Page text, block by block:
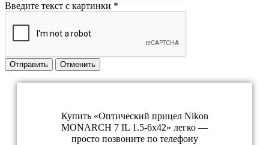
Введите текст с картинки *
Отправить Отменить
Купить «Оптический прицел Nikon
MONARCH 7 IL 1.5-6x42» легко —
просто позвоните по телефону